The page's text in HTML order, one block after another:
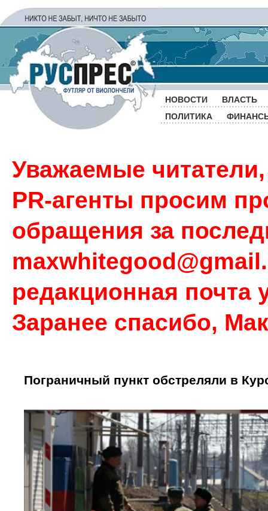
НОВОСТИ
ВЛАСТЬ
ПОЛИТИКА
Уважаемые
PR-агенты просим
обращения за
редакционная почта
Заранее спасибо,
Пограничный пункт обстреляли в